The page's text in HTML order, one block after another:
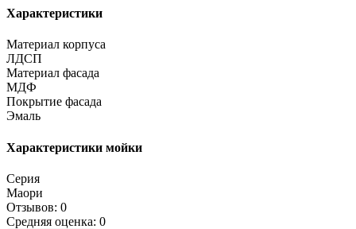
Характеристики
Материал корпуса
ЛДСП
Материал фасада
МДФ
Покрытие фасада
Эмаль
Характеристики мойки
Серия
Маори
Отзывов: 0
Средняя оценка: 0